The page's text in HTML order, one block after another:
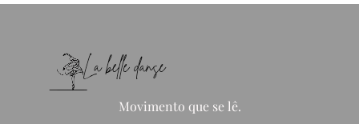
Movimento que se lê.